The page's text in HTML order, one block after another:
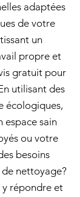
adaptées
de votre
un
propre et
gratuit pour
utilisant des
écologiques,
espace sain
ou votre
besoins
nettoyage?
y répondre et